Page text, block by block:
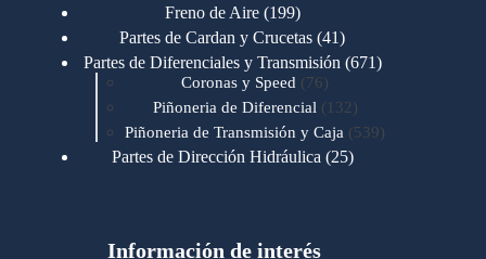
Freno de Aire 199199
productos
Partes de Cardan y Crucetas 4141
productos
Partes de Diferenciales y Transmisión 671671
Coronas y Speed 7676
productos
Piñoneria de Diferencial 132 132
productos
Piñoneria de Transmisión y Caja 539539
Partes de Dirección Hidráulica 2525
Motores Cummins 723
Información de interés